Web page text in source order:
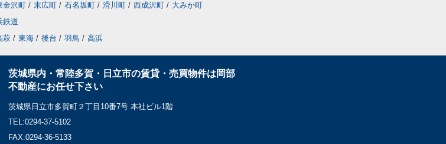
金沢町 / 末広町 / 石名坂町 / 滑川町 / 西成沢町 / 大みか町
鉄道
萩 / 東海 / 後台 / 羽鳥 / 高浜
茨城県内・常陸多賀・日立市の賃貸・売買物件は岡部
不動産にお任せ下さい
茨城県日立市多賀町２丁目10番7号 本社ビル1階
TEL:0294-37-5102
FAX:0294-36-5133